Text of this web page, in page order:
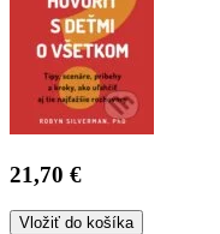
21,70 €
Vložiť do košíka